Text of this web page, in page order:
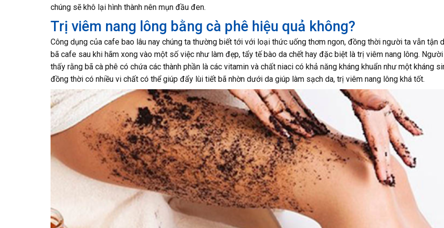
chúng sẽ khô lại hình thành nên mụn đầu đen.
Trị viêm nang lông bằng cà phê hiệu quả không?
Công dụng của cafe bao lâu nay chúng ta thường biết tới với loại thức uống thơm ngon, đồng thời người ta vẫn tận
bã cafe sau khi hãm xong vào một số việc như làm đẹp, tẩy tế bào da chết hay đặc biệt là trị viêm nang lông.
thấy rằng bã cà phê có chứa các thành phần là các vitamin và chất niaci có khả năng kháng khuẩn như một kháng
đồng thời có nhiều vi chất có thể giúp đẩy lùi tiết bã nhờn dưới da giúp làm sạch da, trị viêm nang lông khá tốt.